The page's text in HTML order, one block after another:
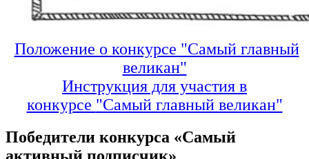
Положение о конкурсе "Самый главный
великан"
Инструкция для участия в
конкурсе "Самый главный великан"
Победители конкурса «Самый